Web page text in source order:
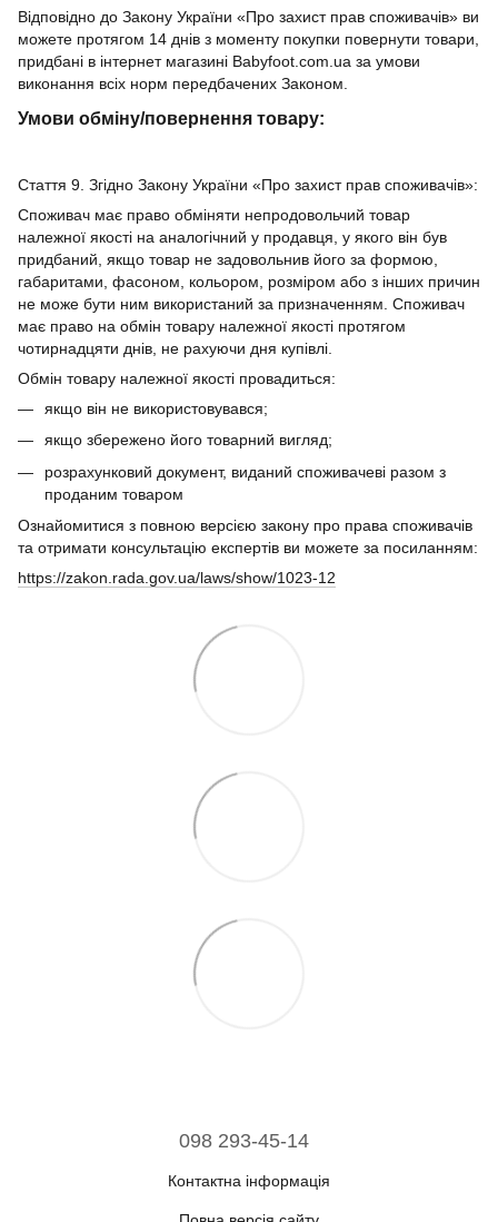
Відповідно до Закону України «Про захист прав споживачів» ви
можете протягом 14 днів з моменту покупки повернути товари,
придбані в інтернет магазині Babyfoot.com.ua за умови
виконання всіх норм передбачених Законом.
Умови обміну/повернення товару:
Стаття 9. Згідно Закону України «Про захист прав споживачів»:
Споживач має право обміняти непродовольчий товар
належної якості на аналогічний у продавця, у якого він був
придбаний, якщо товар не задовольнив його за формою,
габаритами, фасоном, кольором, розміром або з інших причин
не може бути ним використаний за призначенням. Споживач
має право на обмін товару належної якості протягом
чотирнадцяти днів, не рахуючи дня купівлі.
Обмін товару належної якості провадиться:
якщо він не використовувався;
якщо збережено його товарний вигляд;
розрахунковий документ, виданий споживачеві разом з
проданим товаром
Ознайомитися з повною версією закону про права споживачів
та отримати консультацію експертів ви можете за посиланням:
https://zakon.rada.gov.ua/laws/show/1023-12
098 293-45-14
Контактна інформація